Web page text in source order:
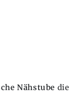
Nähstube die